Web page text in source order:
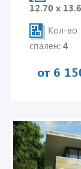
12.70 х
Кол-во
спален: 4
от 6